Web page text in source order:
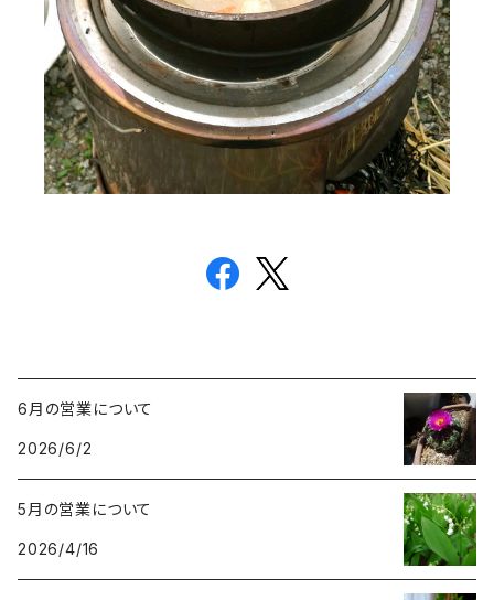
6月の営業について
2026/6/2
5月の営業について
2026/4/16